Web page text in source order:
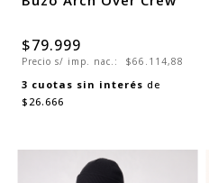
$79.999
Precio s/ imp. nac.: $66.114,88
3 cuotas sin interés de
$26.666